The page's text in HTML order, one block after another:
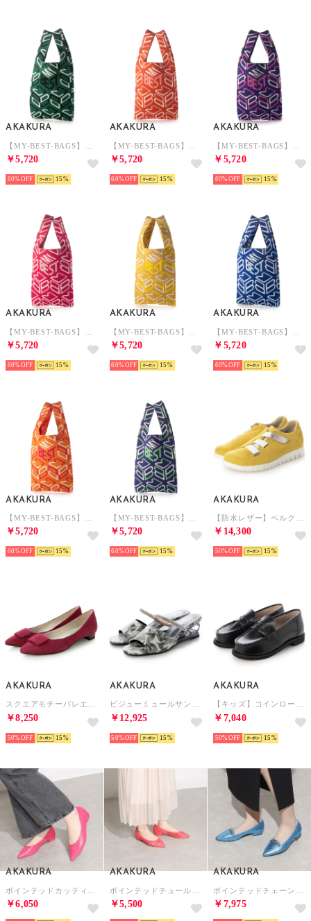
AKAKURA
￥5,720
60% 15
AKAKURA
￥5,720
60% 15
AKAKURA
￥5,720
60% 15
AKAKURA
￥5,720
60% 15
AKAKURA
￥5,720
60% 15
AKAKURA
￥5,720
60% 15
AKAKURA
￥5,720
60% 15
AKAKURA
￥5,720
60% 15
AKAKURA
￥14,300
50% 15
AKAKURA
スクエアモチーバレエフパンプス （WIN/S）
￥8,250
50% 15
AKAKURA
ビジューミュールサンダル （WH/C）
￥12,925
50% 15
AKAKURA
【キッズ】コインローファー （BL）
￥7,040
50% 15
AKAKURA
￥6,050
AKAKURA
￥5,500
AKAKURA
￥7,975